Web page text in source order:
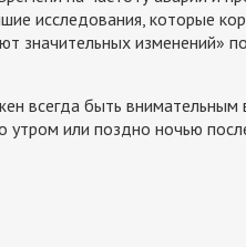
исследования, которые
значительных изменений»
всегда быть внимательным
или поздно ночью